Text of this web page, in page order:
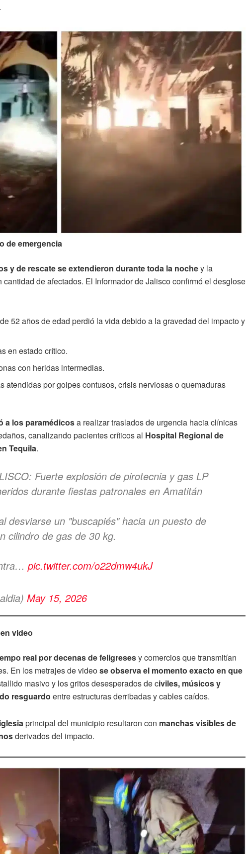
de emergencia
y de rescate se extendieron durante toda la nochey la
de afectados. El Informador de Jalisco confirmó el desglose
52 años de edad perdió la vida debido a la gravedad del impacto y
en estado crítico.
con heridas intermedias.
atendidas por golpes contusos, crisis nerviosas o quemaduras
a los paramédicosa realizar traslados de urgencia hacia clínicas
canalizando pacientes críticos al Hospital Regional de
Tequila.
Fuerte explosión de pirotecnia y gas LP
durante fiestas patronales en Amatitán
desviarse un "buscapiés" hacia un puesto de
cilindro de gas de 30 kg.
pic.twitter.com/o22dmw4ukJ
May 15, 2026
video
real por decenas de feligresesy comercios que transmitían
En los metrajes de videose observa el momento exacto en que
masivo y los gritos desesperados de civiles, músicos y
resguardo entre estructuras derribadas y cables caídos.
principal del municipio resultaron con manchas visibles de
derivados del impacto.